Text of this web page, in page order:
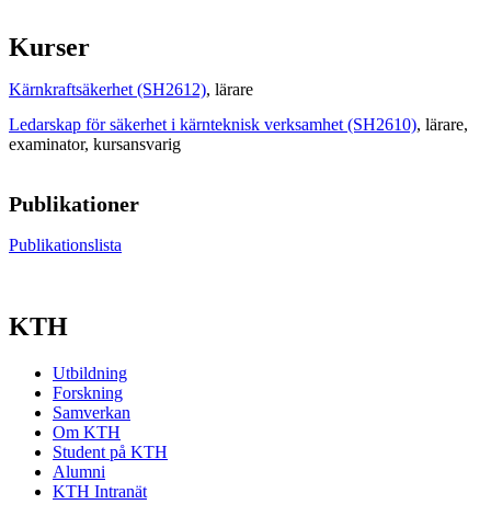
Kurser
Kärnkraftsäkerhet (SH2612), lärare
Ledarskap för säkerhet i kärnteknisk verksamhet (SH2610), lärare,
examinator, kursansvarig
Publikationer
Publikationslista
KTH
Utbildning
Forskning
Samverkan
Om KTH
Student på KTH
Alumni
KTH Intranät